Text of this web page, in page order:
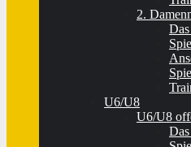
2.
U6/U8
U6/U8